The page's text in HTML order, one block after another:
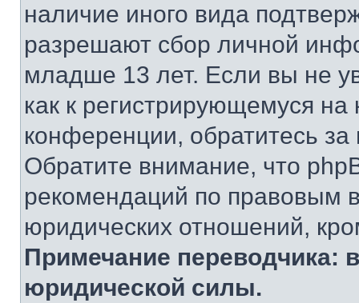
наличие иного вида
разрешают сбор личной
младше 13 лет. Если вы не
как к регистрирующемуся
конференции, обратитесь
Обратите внимание, что
рекомендаций по правовым
юридических отношений,
Примечание переводчика:
юридической силы.